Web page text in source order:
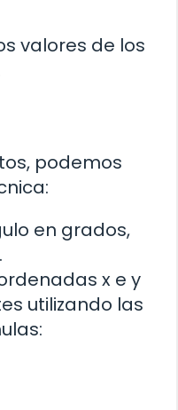
valores de los
podemos
en grados,
x e y
utilizando las